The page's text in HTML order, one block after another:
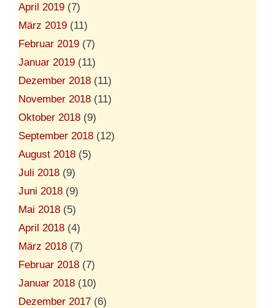
April 2019 (7)
März 2019 (11)
Februar 2019 (7)
Januar 2019 (11)
Dezember 2018 (11)
November 2018 (11)
Oktober 2018 (9)
September 2018 (12)
August 2018 (5)
Juli 2018 (9)
Juni 2018 (9)
Mai 2018 (5)
April 2018 (4)
März 2018 (7)
Februar 2018 (7)
Januar 2018 (10)
Dezember 2017 (6)